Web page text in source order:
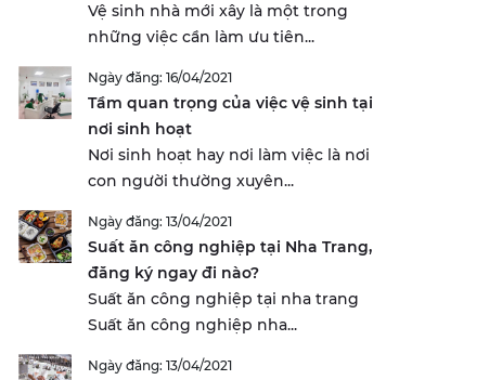
Vệ sinh nhà mới xây là một trong
những việc cần làm ưu tiên...
Ngày đăng: 16/04/2021
Tầm quan trọng của việc vệ sinh tại
nơi sinh hoạt
Nơi sinh hoạt hay nơi làm việc là nơi
con người thường xuyên...
Ngày đăng: 13/04/2021
Suất ăn công nghiệp tại Nha Trang,
đăng ký ngay đi nào?
Suất ăn công nghiệp tại nha trang
Suất ăn công nghiệp nha...
Ngày đăng: 13/04/2021